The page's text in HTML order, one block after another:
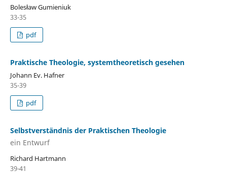
Bolesław Gumieniuk
33-35
pdf
Praktische Theologie, systemtheoretisch gesehen
Johann Ev. Hafner
35-39
pdf
Selbstverständnis der Praktischen Theologie
ein Entwurf
Richard Hartmann
39-41